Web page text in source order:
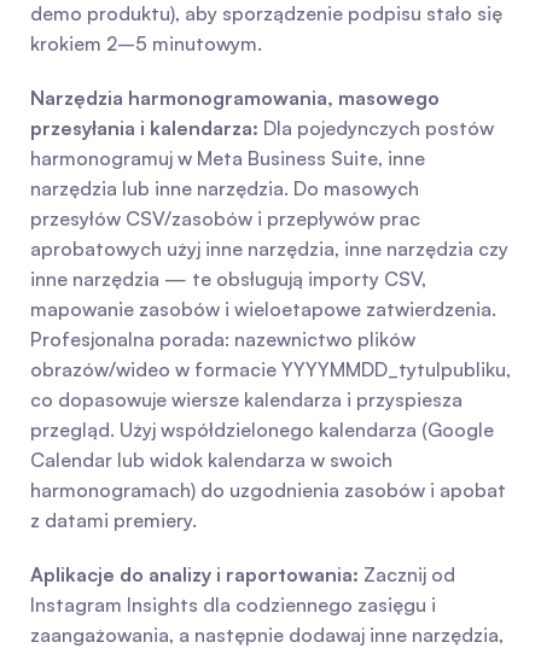
demo produktu), aby sporządzenie podpisu stało się
krokiem 2–5 minutowym.
Narzędzia harmonogramowania, masowego
przesyłania i kalendarza: Dla pojedynczych postów
harmonogramuj w Meta Business Suite, inne
narzędzia lub inne narzędzia. Do masowych
przesyłów CSV/zasobów i przepływów prac
aprobatowych użyj inne narzędzia, inne narzędzia czy
inne narzędzia — te obsługują importy CSV,
mapowanie zasobów i wieloetapowe zatwierdzenia.
Profesjonalna porada: nazewnictwo plików
obrazów/wideo w formacie YYYYMMDD_tytulpubliku,
co dopasowuje wiersze kalendarza i przyspiesza
przegląd. Użyj współdzielonego kalendarza (Google
Calendar lub widok kalendarza w swoich
harmonogramach) do uzgodnienia zasobów i apobat
z datami premiery.
Aplikacje do analizy i raportowania: Zacznij od
Instagram Insights dla codziennego zasięgu i
zaangażowania, a następnie dodawaj inne narzędzia,